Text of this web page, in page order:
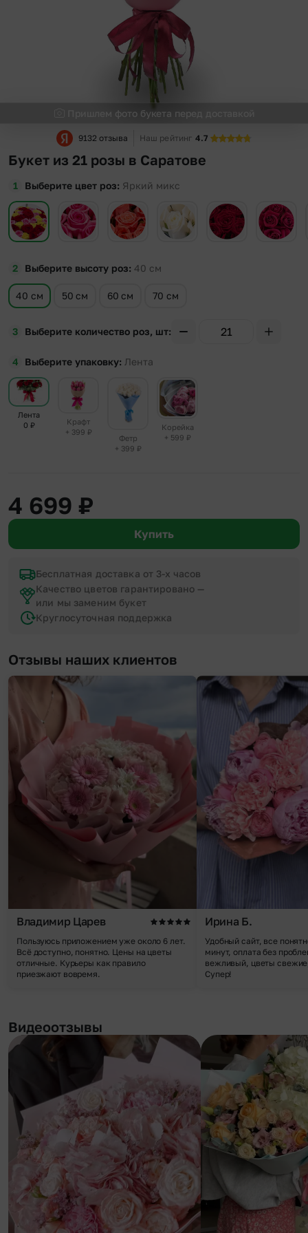
Пришлем фото букета перед доставкой
9132 отзыва Наш рейтинг 4.7
Букет из 21 розы в Саратове
Выберите цвет роз Яркий микс
Выберите высоту роз 40 см
40 см 50 см 60 см 70 см
Выберите количество роз, шт
Выберите упаковку Лента
Лента
0 ₽
Крафт
+ 399 ₽
Фетр
+ 399 ₽
Корейка
+ 599 ₽
4 699 ₽
Купить
Бесплатная доставка от 3-х часов
Качество цветов гарантировано —
или мы заменим букет
Круглосуточная поддержка
Отзывы наших клиентов
Владимир Царев
Пользуюсь приложением уже около 6 лет.
Всё доступно, понятно. Цены на цветы
отличные. Курьеры как правило
приезжают вовремя.
Ирина Б.
Удобный сайт, все
минут, оплата без
вежливый, цветы
Супер!
Видеоотзывы